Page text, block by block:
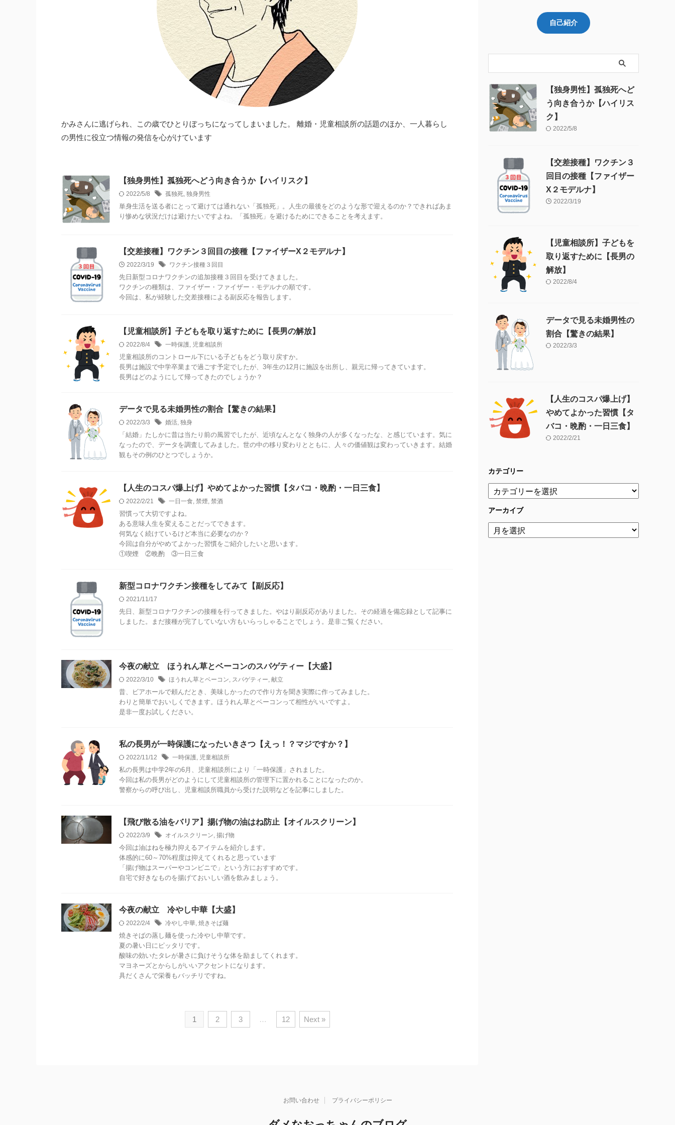
かみさんに逃げられ、この歳でひとりぼっちになってしまいました。 離婚・児童相談所の話題のほか、一人暮らし
の男性に役立つ情報の発信を心がけています
【独身男性】孤独死へどう向き合うか【ハイリスク】
2022/5/8 孤独死, 独身男性
単身生活を送る者にとって避けては通れない「孤独死」。人生の最後をどのような形で迎えるのか？できればあま
り惨めな状況だけは避けたいですよね。「孤独死」を避けるためにできることを考えます。
【交差接種】ワクチン３回目の接種【ファイザーX２モデルナ】
2022/3/19 ワクチン接種３回目
先日新型コロナワクチンの追加接種３回目を受けてきました。
ワクチンの種類は、ファイザー・ファイザー・モデルナの順です。
今回は、私が経験した交差接種による副反応を報告します。
【児童相談所】子どもを取り返すために【長男の解放】
2022/8/4 一時保護, 児童相談所
児童相談所のコントロール下にいる子どもをどう取り戻すか。
長男は施設で中学卒業まで過ごす予定でしたが、3年生の12月に施設を出所し、親元に帰ってきています。
長男はどのようにして帰ってきたのでしょうか？
データで見る未婚男性の割合【驚きの結果】
2022/3/3 婚活, 独身
「結婚」たしかに昔は当たり前の風習でしたが、近頃なんとなく独身の人が多くなったな、と感じています。気に
なったので、データを調査してみました。世の中の移り変わりとともに、人々の価値観は変わっていきます。結婚
観もその例のひとつでしょうか。
【人生のコスパ爆上げ】やめてよかった習慣【タバコ・晩酌・一日三食】
2022/2/21 一日一食, 禁煙, 禁酒
習慣って大切ですよね。
ある意味人生を変えることだってできます。
何気なく続けているけど本当に必要なのか？
今回は自分がやめてよかった習慣をご紹介したいと思います。
①喫煙 ②晩酌 ③一日三食
新型コロナワクチン接種をしてみて【副反応】
2021/11/17
先日、新型コロナワクチンの接種を行ってきました。やはり副反応がありました。その経過を備忘録として記事に
しました。まだ接種が完了していない方もいらっしゃることでしょう。是非ご覧ください。
今夜の献立 ほうれん草とベーコンのスパゲティー【大盛】
2022/3/10 ほうれん草とベーコン, スパゲティー, 献立
昔、ビアホールで頼んだとき、美味しかったので作り方を聞き実際に作ってみました。
わりと簡単でおいしくできます。ほうれん草とベーコンって相性がいいですよ。
是非一度お試しください。
私の長男が一時保護になったいきさつ【えっ！？マジですか？】
2022/11/12 一時保護, 児童相談所
私の長男は中学2年の6月、児童相談所により「一時保護」されました。
今回は私の長男がどのようにして児童相談所の管理下に置かれることになったのか。
警察からの呼び出し、児童相談所職員から受けた説明などを記事にしました。
【飛び散る油をバリア】揚げ物の油はね防止【オイルスクリーン】
2022/3/9 オイルスクリーン, 揚げ物
今回は油はねを極力抑えるアイテムを紹介します。
体感的に60～70%程度は抑えてくれると思っています
「揚げ物はスーパーやコンビニで」という方におすすめです。
自宅で好きなものを揚げておいしい酒を飲みましょう。
今夜の献立 冷やし中華【大盛】
2022/2/4 冷やし中華, 焼きそば麺
焼きそばの蒸し麺を使った冷やし中華です。
夏の暑い日にピッタリです。
酸味の効いたタレが暑さに負けそうな体を励ましてくれます。
マヨネーズとからしがいいアクセントになります。
具だくさんで栄養もバッチリですね。
1 2 3 … 12 Next »
自己紹介
【独身男性】孤独死へど
う向き合うか【ハイリス
ク】
2022/5/8
【交差接種】ワクチン３
回目の接種【ファイザー
X２モデルナ】
2022/3/19
【児童相談所】子どもを
取り返すために【長男の
解放】
2022/8/4
データで見る未婚男性の
割合【驚きの結果】
2022/3/3
【人生のコスパ爆上げ】
やめてよかった習慣【タ
バコ・晩酌・一日三食】
2022/2/21
カテゴリー
アーカイブ
お問い合わせ プライバシーポリシー